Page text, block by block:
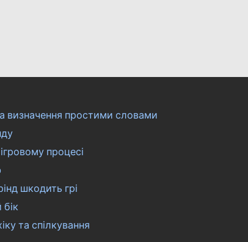
визначення простими словами
процесі
шкодить грі
та спілкування